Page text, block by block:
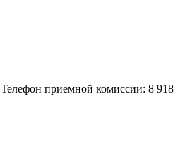
Телефон приемной комиссии: 8 918